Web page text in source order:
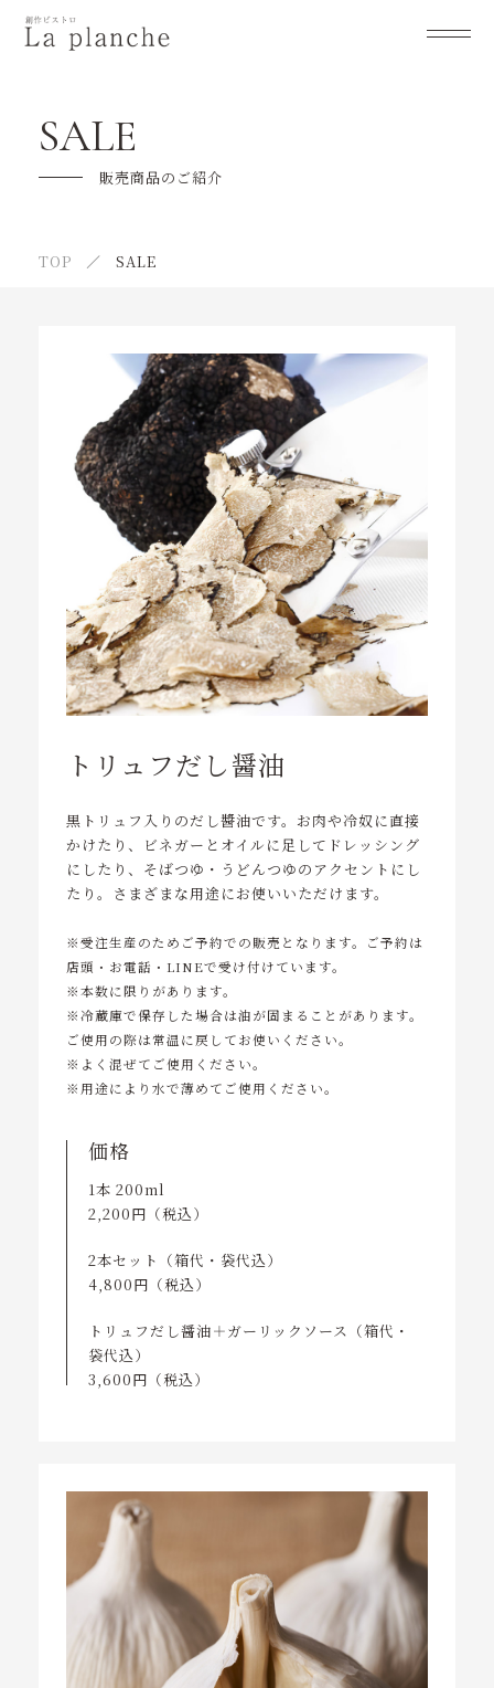
ご利用の流れ
販売商品のご紹介
イベント紹介
テイクアウト紹介
コンテンツ
ご予約・お問い合わせ
tel. 048-972-5429
SALE
販売商品のご紹介
TOP SALE
トリュフだし醤油
黒トリュフ入りのだし醬油です。お肉や冷奴に直接
かけたり、ビネガーとオイルに足してドレッシング
にしたり、そばつゆ・うどんつゆのアクセントにし
たり。さまざまな用途にお使いいただけます。
※受注生産のためご予約での販売となります。ご予約は
店頭・お電話・LINEで受け付けています。
※本数に限りがあります。
※冷蔵庫で保存した場合は油が固まることがあります。
ご使用の際は常温に戻してお使いください。
※よく混ぜてご使用ください。
※用途により水で薄めてご使用ください。
価格
1本 200ml
2,200円（税込）
2本セット（箱代・袋代込）
4,800円（税込）
トリュフだし醤油＋ガーリックソース（箱代・
袋代込）
3,600円（税込）